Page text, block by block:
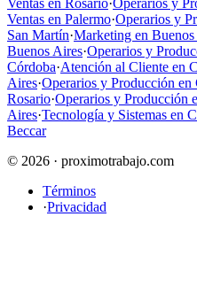
Ventas en Palermo·Operarios y
San Martín·Marketing en
Buenos Aires·Operarios y
Córdoba·Atención al Cliente en
Aires·Operarios y Producción en
Rosario·Operarios y Producción
Aires·Tecnología y Sistemas en
Beccar
© 2026 · proximotrabajo.com
Términos
·Privacidad